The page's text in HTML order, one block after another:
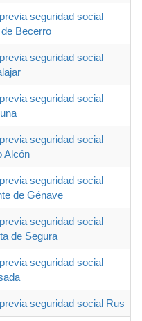
seguridad social
Becerro
seguridad social
seguridad social
seguridad social
Alcón
seguridad social
de Génave
seguridad social
de Segura
seguridad social
seguridad social Rus